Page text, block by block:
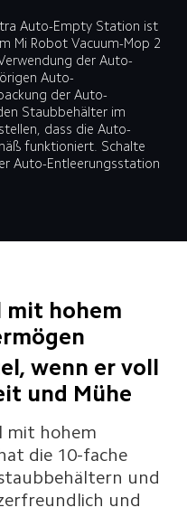
Auto-Empty Station ist
Mi Robot Vacuum-Mop 2
der Auto-
Auto-
der Auto-
Staubbehälter im
dass die Auto-
funktioniert. Schalte
Auto-Entleerungsstation
mit hohem
wenn er voll
und Mühe
mit hohem
die 10-fache
und
und